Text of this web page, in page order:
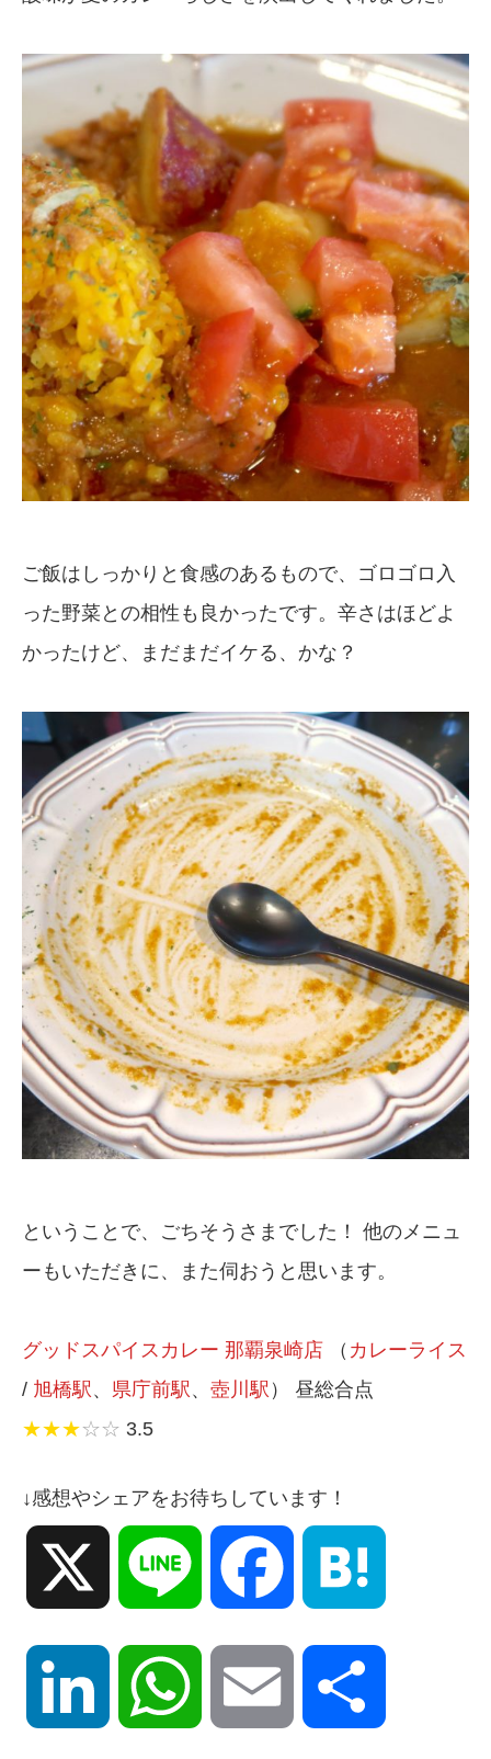
ご飯はしっかりと食感のあるもので、ゴロゴロ入
った野菜との相性も良かったです。辛さはほどよ
かったけど、まだまだイケる、かな？
ということで、ごちそうさまでした！ 他のメニュ
ーもいただきに、また伺おうと思います。
グッドスパイスカレー 那覇泉崎店 （ カレーライス
/ 旭橋駅、 県庁前駅、 壺川駅 ） 昼総合点
★★★☆☆ 3.5
↓感想やシェアをお待ちしています！
Line Facebook
LinkedIn WhatsApp Email